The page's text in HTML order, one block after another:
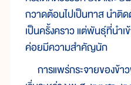
กวาดต้อนไปเป็นทาส นำติ
เป็นครั้งคราว แต่พันธุ์ที่นำเ
ค่อยมีความสำคัญนัก
การแพร่กระจายของข้า